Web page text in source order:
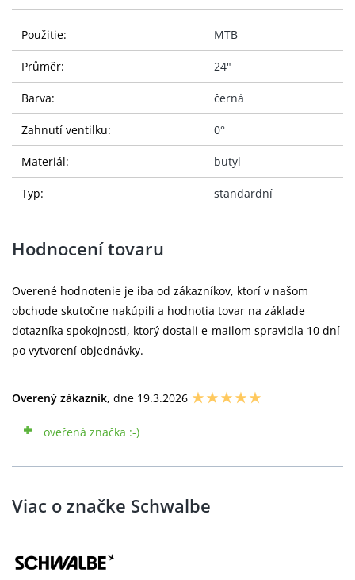
Použitie: MTB
Průměr: 24"
Barva: černá
Zahnutí ventilku: 0°
Materiál: butyl
Typ: standardní
Hodnocení tovaru
Overené hodnotenie je iba od zákazníkov, ktorí v našom
obchode skutočne nakúpili a hodnotia tovar na základe
dotazníka spokojnosti, ktorý dostali e-mailom spravidla 10 dní
po vytvorení objednávky.
Overený zákazník, dne 19.3.2026
oveřená značka :-)
Viac o značke Schwalbe